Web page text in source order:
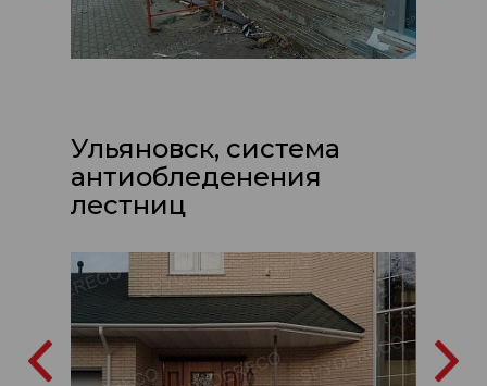
Ульяновск, система
антиобледенения
лестниц